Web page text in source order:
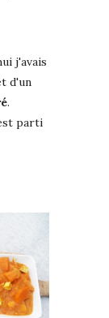
j'avais
d'un
.
parti